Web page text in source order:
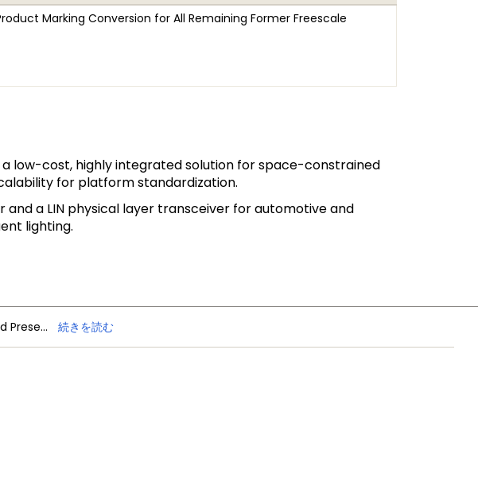
Marking Conversion for All Remaining Former Freescale
low-cost, highly integrated solution for space-constrained
for platform standardization.
and a LIN physical layer transceiver for automotive and
lighting.
NXP Trimension Ultra-Wideband Powers BMW Group’s Digital Key Plus and Presence Detection 続きを読む